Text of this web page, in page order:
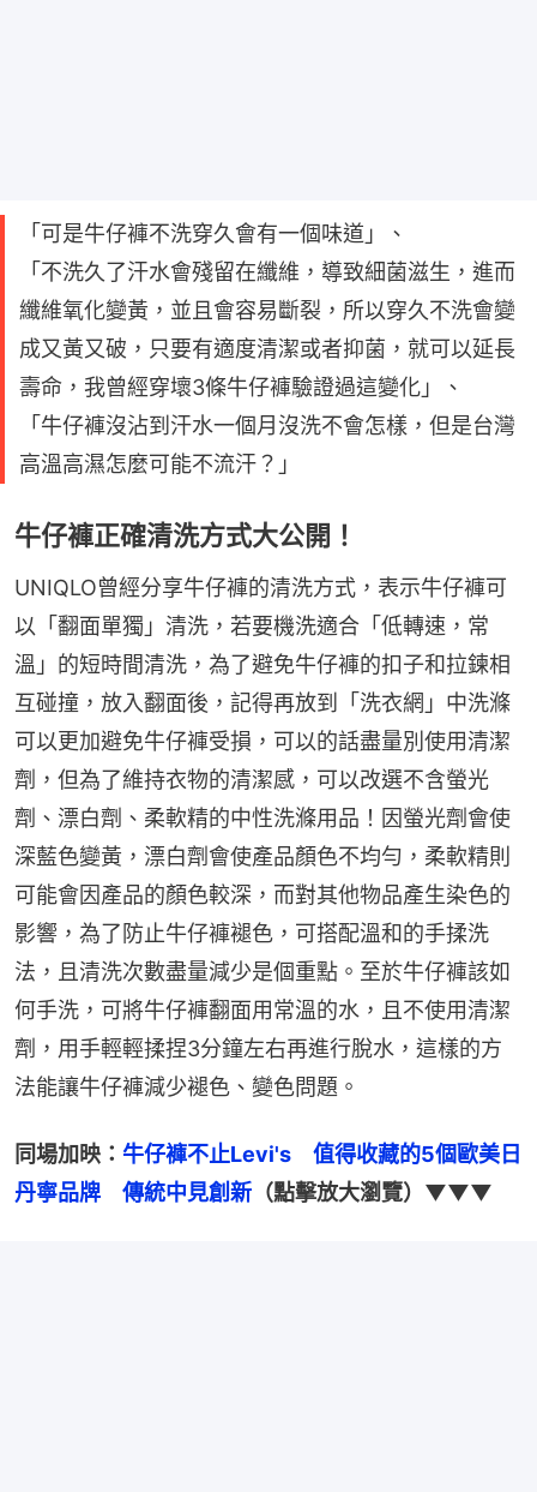
「可是牛仔褲不洗穿久會有一個味道」、
「不洗久了汗水會殘留在纖維，導致細菌滋生，進而
纖維氧化變黃，並且會容易斷裂，所以穿久不洗會變
成又黃又破，只要有適度清潔或者抑菌，就可以延長
壽命，我曾經穿壞3條牛仔褲驗證過這變化」、
「牛仔褲沒沾到汗水一個月沒洗不會怎樣，但是台灣
高溫高濕怎麼可能不流汗？」
牛仔褲正確清洗方式大公開！
UNIQLO曾經分享牛仔褲的清洗方式，表示牛仔褲可
以「翻面單獨」清洗，若要機洗適合「低轉速，常
溫」的短時間清洗，為了避免牛仔褲的扣子和拉鍊相
互碰撞，放入翻面後，記得再放到「洗衣網」中洗滌
可以更加避免牛仔褲受損，可以的話盡量別使用清潔
劑，但為了維持衣物的清潔感，可以改選不含螢光
劑、漂白劑、柔軟精的中性洗滌用品！因螢光劑會使
深藍色變黃，漂白劑會使產品顏色不均勻，柔軟精則
可能會因產品的顏色較深，而對其他物品產生染色的
影響，為了防止牛仔褲褪色，可搭配溫和的手揉洗
法，且清洗次數盡量減少是個重點。至於牛仔褲該如
何手洗，可將牛仔褲翻面用常溫的水，且不使用清潔
劑，用手輕輕揉捏3分鐘左右再進行脫水，這樣的方
法能讓牛仔褲減少褪色、變色問題。
同場加映： 牛仔褲不止Levi's　值得收藏的5個歐美日
丹寧品牌　傳統中見創新 （點擊放大瀏覽）▼▼▼